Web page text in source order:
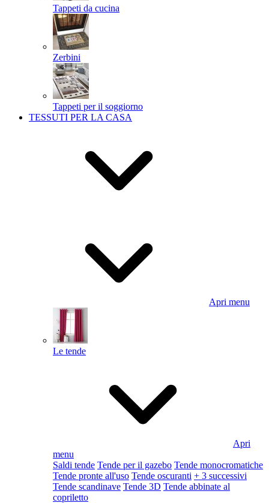
Tappeti da cucina
Zerbini
Tappeti per il soggiorno
TESSUTI PER LA CASA
Apri menu
Le tende
Apri
menu
Saldi tende Tende per il gazebo Tende monocromatiche
Tende pronte all'uso Tende oscuranti + 3 successivi
Tende scandinave Tende 3D Tende abbinate al
copriletto